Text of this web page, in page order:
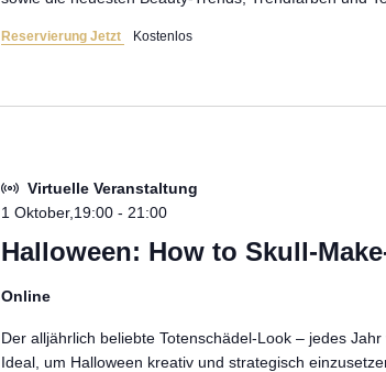
Reservierung Jetzt Kostenlos
Halloween: How to Skull-
1 Oktober,19:00- 21:00
Online
Virtuelle Veranstaltung
Der alljährlich beliebte Totenschädel-Look – jedes
Ideal, um Halloween kreativ und strategisch